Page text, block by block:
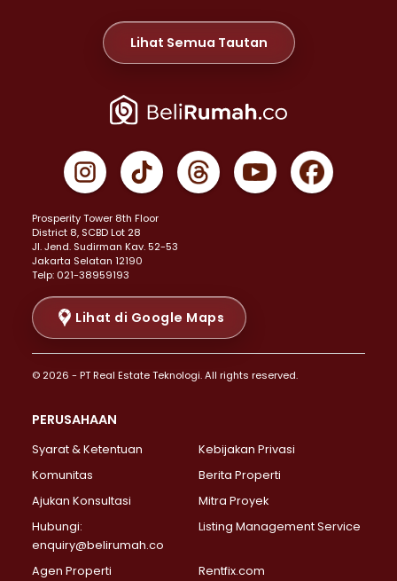
Properti Dijual di Meruya >
Properti Dijual di Jelambar >
Properti Dijual di Jakarta Pusat >
Properti Dijual di Gambir >
Properti Dijual di Johar Baru >
Properti Dijual di Menteng >
Properti Dijual di Senen >
Properti Dijual di Tanah Abang >
Properti Dijual di Cikini >
Properti Dijual di Kramat >
Properti Dijual di Pasar Baru >
Properti Dijual di Bendungan Hilir >
Properti Dijual di Jakarta Selatan >
Properti Dijual di Lebak Bulus >
Properti Dijual di Gandaria Selatan >
Properti Dijual di Pondok Labu >
Properti Dijual di Lenteng Agung >
Properti Dijual di Senayan >
Properti Dijual di Pondok Pinang >
Lihat Semua Tautan
Prosperity Tower 8th Floor
District 8, SCBD Lot 28
JI. Jend. Sudirman Kav. 52-53
Jakarta Selatan 12190
Telp: 021-38959193
Lihat di Google Maps
© 2026 - PT Real Estate Teknologi. All rights reserved.
PERUSAHAAN
Syarat & Ketentuan
Kebijakan Privasi
Komunitas
Berita Properti
Ajukan Konsultasi
Mitra Proyek
Hubungi:
enquiry@belirumah.co
Listing Management Service
Agen Properti Rentfix.com